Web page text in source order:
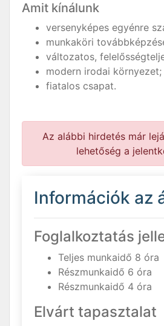
Amit kínálunk
versenyképes egyénre
munkaköri
változatos,
modern irodai környezet;
fiatalos csapat.
Az alábbi hirdetés már
lehetőség a
Információk az
Foglalkoztatás
Teljes munkaidő 8 óra
Részmunkaidő 6 óra
Részmunkaidő 4 óra
Elvárt tapasztalat